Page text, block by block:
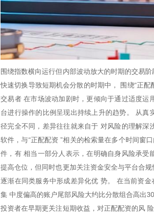
围绕指数横向运行但内部波动放大的时期的交易
快速切换导致短期机会分散的时期中， 围绕“正
交易者 在市场波动加剧时，更倾向于通过适度
台进行操作的比例呈现出持续上升的趋势。 从
径完全不同，差异往往就来自于 对风险的理解
软件，与“正配配资 ”相关的检索量在多个时间窗
件，有 相当一部分人表示，在明确自身风险承
提高仓位，但同时也更加关注资金安全与平台合
逐渐在同类服务中形成差异化优 势。 在当前资
集 中度偏高的账户尾部风险大约比分散组合高出
投资者在早期更关注短期收益，对正配配资的风